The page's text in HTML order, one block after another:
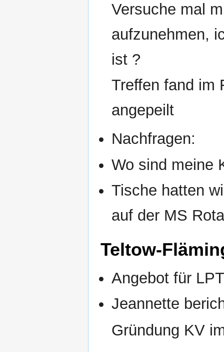
Versuche mal
aufzunehmen,
ist ?
Treffen fand im
angepeilt
Nachfragen:
Wo sind meine
Tische hatten
auf der MS
Teltow-
Angebot für
Jeannette
Gründung KV